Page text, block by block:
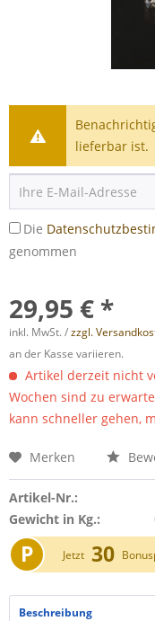
lieferbar ist.
Die
genommen
29,95 € *
inkl. MwSt. /zzgl.
an der Kasse variieren.
Artikel derzeit nicht
Wochen sind zu
kann schneller gehen,
Merken
Artikel-Nr.:
Gewicht in Kg.:
P Jetzt 30
Beschreibung